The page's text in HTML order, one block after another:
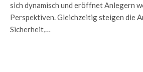
sich dynamisch und eröffnet Anlegern
Perspektiven. Gleichzeitig steigen die
Sicherheit,…